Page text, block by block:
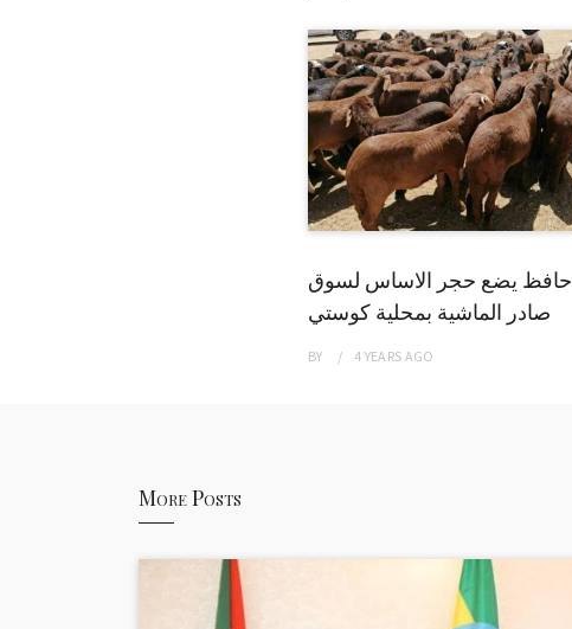
حافظ يضع حجر الاساس لسوق
صادر الماشية بمحلية كوستي
BY 4 YEARS AGO
More Posts